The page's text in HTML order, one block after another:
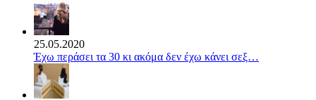
25.05.2020
Έχω περάσει τα 30 κι ακόμα δεν έχω κάνει σεξ…